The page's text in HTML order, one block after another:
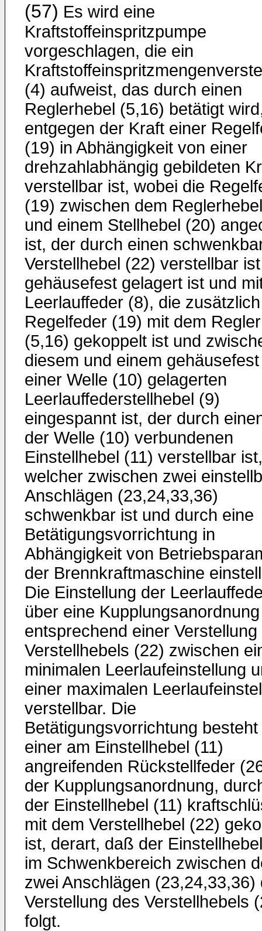
(57) Es wird eine
Kraftstoffeinspritzpumpe
vorgeschlagen, die ein
(4) aufweist, das durch einen
Reglerhebel (5,16) betätigt
entgegen der Kraft einer
(19) in Abhängigkeit von einer
drehzahlabhängig gebildeten
verstellbar ist, wobei die
(19) zwischen dem
und einem Stellhebel (20)
ist, der durch einen
Verstellhebel (22) verstellbar
gehäusefest gelagert ist und
Leerlauffeder (8), die
Regelfeder (19) mit dem
(5,16) gekoppelt ist und
diesem und einem
einer Welle (10) gelagerten
Leerlauffederstellhebel (9)
eingespannt ist, der durch
der Welle (10) verbundenen
Einstellhebel (11) verstellbar ist,
welcher zwischen zwei
Anschlägen (23,24,33,36)
schwenkbar ist und durch eine
Betätigungsvorrichtung in
Abhängigkeit von
der Brennkraftmaschine
Die Einstellung der
über eine Kupplungsanordnung
entsprechend einer Verstellung
Verstellhebels (22) zwischen
minimalen Leerlaufeinstellung
einer maximalen
verstellbar. Die
Betätigungsvorrichtung
einer am Einstellhebel (11)
angreifenden Rückstellfeder
der Kupplungsanordnung,
der Einstellhebel (11)
mit dem Verstellhebel (22)
ist, derart, daß der
im Schwenkbereich zwischen
zwei Anschlägen (23,24,33,36)
Verstellung des Verstellhebels
folgt.